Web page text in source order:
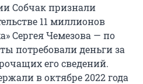
Собчак признали
11 миллионов
Сергея Чемезова — по
потребовали деньги за
его сведений.
в октябре 2022 года